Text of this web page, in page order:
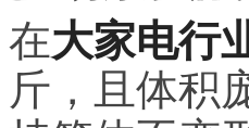
在大家电行
斤，且体积